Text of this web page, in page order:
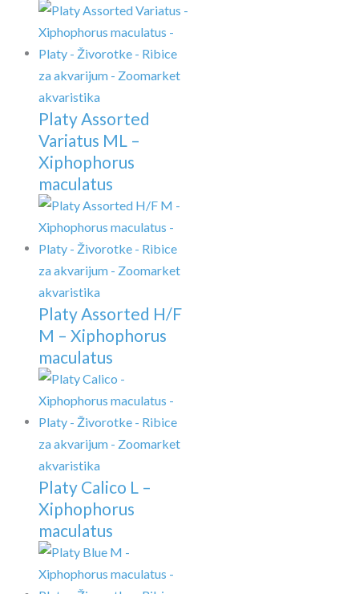
Platy Assorted
Variatus ML –
Xiphophorus
maculatus
Platy Assorted H/F
M – Xiphophorus
maculatus
Platy Calico L –
Xiphophorus
maculatus